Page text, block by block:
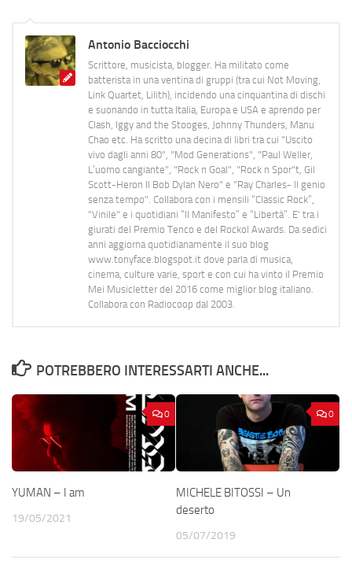
Antonio Bacciocchi
Scrittore, musicista, blogger. Ha militato come
batterista in una ventina di gruppi (tra cui Not Moving,
Link Quartet, Lilith), incidendo una cinquantina di dischi
e suonando in tutta Italia, Europa e USA e aprendo per
Clash, Iggy and the Stooges, Johnny Thunders, Manu
Chao etc. Ha scritto una decina di libri tra cui "Uscito
vivo dagli anni 80", "Mod Generations", "Paul Weller,
L’uomo cangiante", "Rock n Goal", "Rock n Spor"t, Gil
Scott-Heron Il Bob Dylan Nero" e "Ray Charles- Il genio
senza tempo". Collabora con i mensili “Classic Rock”,
"Vinile" e i quotidiani “Il Manifesto” e “Libertà”. E' tra i
giurati del Premio Tenco e del Rockol Awards. Da sedici
anni aggiorna quotidianamente il suo blog
www.tonyface.blogspot.it dove parla di musica,
cinema, culture varie, sport e con cui ha vinto il Premio
Mei Musicletter del 2016 come miglior blog italiano.
Collabora con Radiocoop dal 2003.
POTREBBERO INTERESSARTI ANCHE...
0
YUMAN – I am
19/05/2021
0
MICHELE BITOSSI – Un
deserto
05/07/2019